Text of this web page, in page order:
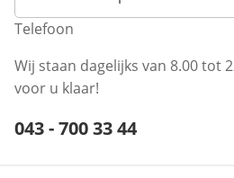
Telefoon
Wij staan dagelijks van 8.00 tot
voor u klaar!
Telefoonnummer:
043 - 700 33 44